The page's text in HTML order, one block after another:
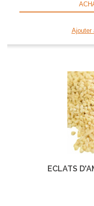
Ajouter
ECLATS